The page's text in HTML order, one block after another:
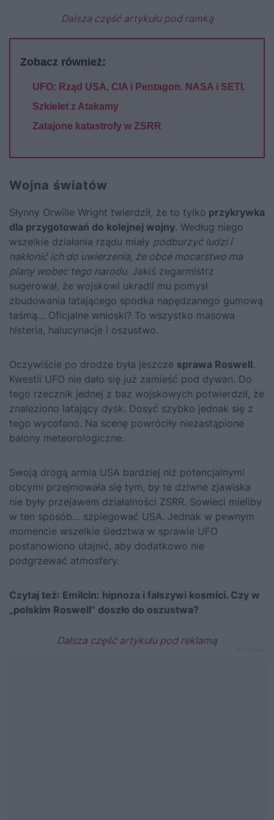
Dalsza część artykułu pod ramką
Zobacz również:
UFO: Rząd USA, CIA i Pentagon. NASA i SETI.
Szkielet z Atakamy
Zatajone katastrofy w ZSRR
Wojna światów
Słynny Orwille Wright twierdził, że to tylko przykrywka
dla przygotowań do kolejnej wojny. Według niego
wszelkie działania rządu miały podburzyć ludzi i
nakłonić ich do uwierzenia, że obce mocarstwo ma
plany wobec tego narodu. Jakiś zegarmistrz
sugerował, że wojskowi ukradli mu pomysł
zbudowania latającego spodka napędzanego gumową
taśmą… Oficjalne wnioski? To wszystko masowa
histeria, halucynacje i oszustwo.
Oczywiście po drodze była jeszcze sprawa Roswell.
Kwestii UFO nie dało się już zamieść pod dywan. Do
tego rzecznik jednej z baz wojskowych potwierdził, że
znaleziono latający dysk. Dosyć szybko jednak się z
tego wycofano. Na scenę powróciły niezastąpione
balony meteorologiczne.
Swoją drogą armia USA bardziej niż potencjalnymi
obcymi przejmowała się tym, by te dziwne zjawiska
nie były przejawem działalności ZSRR. Sowieci mieliby
w ten sposób… szpiegować USA. Jednak w pewnym
momencie wszelkie śledztwa w sprawie UFO
postanowiono utajnić, aby dodatkowo nie
podgrzewać atmosfery.
Czytaj też: Emilcin: hipnoza i fałszywi kosmici. Czy w
„polskim Roswell” doszło do oszustwa?